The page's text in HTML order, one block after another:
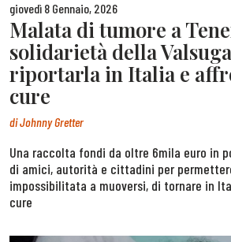
giovedì 8 Gennaio, 2026
Malata di tumore a
solidarietà della
riportarla in Italia e
cure
diJohnny Gretter
Una raccolta fondi da oltre 6mila euro in
di amici, autorità e cittadini per
impossibilitata a muoversi, di tornare in
cure